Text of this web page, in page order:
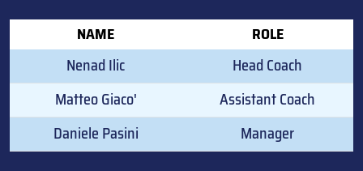
NAME ROLE
Nenad Ilic
Head Coach
Matteo Giaco'
Assistant Coach
Daniele Pasini
Manager